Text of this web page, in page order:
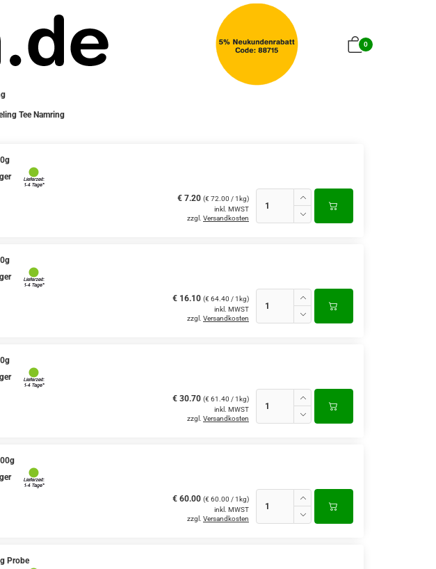
0
Tee Namring
€ 7.20 (€ 72.00 / 1kg)
inkl. MWST
zzgl. Versandkosten
€ 16.10 (€ 64.40 / 1kg)
inkl. MWST
zzgl. Versandkosten
€ 30.70 (€ 61.40 / 1kg)
inkl. MWST
zzgl. Versandkosten
€ 60.00 (€ 60.00 / 1kg)
inkl. MWST
zzgl. Versandkosten
Probe